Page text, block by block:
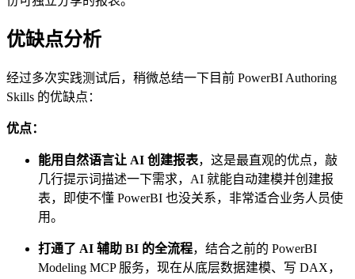
优缺点分析
经过多次实践测试后，稍微总结一下目前 PowerBI Authoring
Skills 的优缺点：
优点：
能用自然语言让 AI 创建报表，这是最直观的优点，敲
几行提示词描述一下需求，AI 就能自动建模并创建报
表，即使不懂 PowerBI 也没关系，非常适合业务人员使
用。
打通了 AI 辅助 BI 的全流程，结合之前的 PowerBI
Modeling MCP 服务，现在从底层数据建模、写 DAX，